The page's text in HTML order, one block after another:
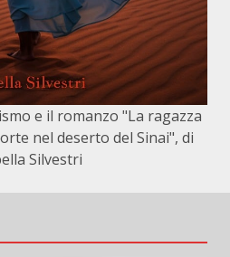
e il romanzo "La ragazza
nel deserto del Sinai", di
Silvestri